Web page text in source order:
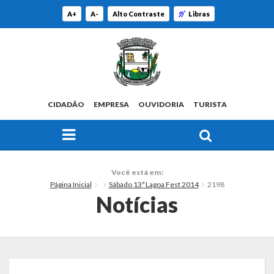
A+ A- Alto Contraste Libras
CIDADÃO EMPRESA OUVIDORIA TURISTA
Você está em:
Página Inicial
Sábado 13ª Lagoa Fest 2014 2198
Notícias